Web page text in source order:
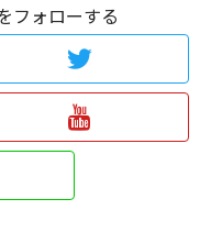
フォローする